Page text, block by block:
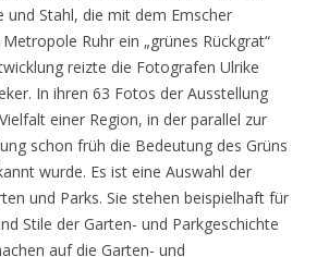
und Stahl, die mit dem Emscher
Ruhr ein „grünes Rückgrat“
reizte die Fotografen Ulrike
In ihren 63 Fotos der Ausstellung
einer Region, in der parallel zur
schon früh die Bedeutung des Grüns
wurde. Es ist eine Auswahl der
und Parks. Sie stehen beispielhaft für
Stile der Garten- und Parkgeschichte
auf die Garten- und